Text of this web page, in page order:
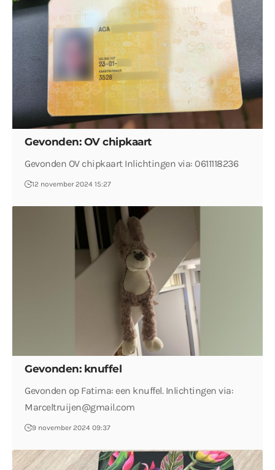
Gevonden: OV chipkaart
Gevonden OV chipkaart Inlichtingen via: 0611118236
12 november 2024 15:27
Gevonden: knuffel
Gevonden op Fatima: een knuffel. Inlichtingen via:
Marceltruijen@gmail.com
9 november 2024 09:37